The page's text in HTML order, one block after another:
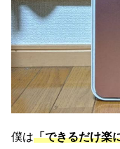
僕は「できるだけ楽